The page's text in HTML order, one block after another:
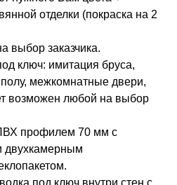
отделки (покраска на 2
выбор заказчика.
ключ: имитация бруса,
межкомнатные двери,
возможен любой на выбор
профилем 70 мм с
двухкамерным
под ключ внутри стен с